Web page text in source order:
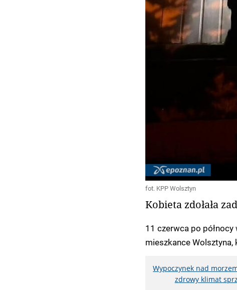
fot. KPP Wolsztyn
Kobieta zdołała
11 czerwca po
mieszkance
Wypoczynek nad
zdrowy klimat